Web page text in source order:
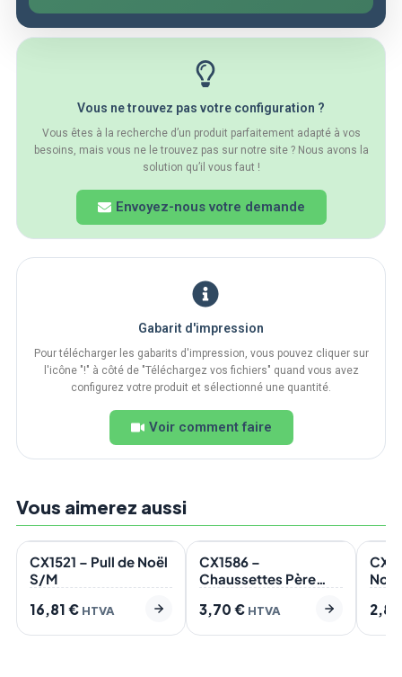
Vous ne trouvez pas votre configuration ?
Vous êtes à la recherche d’un produit parfaitement adapté à vos
besoins, mais vous ne le trouvez pas sur notre site ? Nous avons la
solution qu’il vous faut !
Envoyez-nous votre demande
Gabarit d'impression
Pour télécharger les gabarits d'impression, vous pouvez cliquer sur
l'icône "!" à côté de "Téléchargez vos fichiers" quand vous avez
configurez votre produit et sélectionné une quantité.
Voir comment faire
Vous aimerez aussi
En stock
CX1521 – Pull de Noël
S/M
16,81 € HTVA
NOUVEAU
En stock
CX1586 –
Chaussettes Père
3,70€ HTVA
En